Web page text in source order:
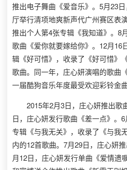
推出电子舞曲《爱音乐》。5月23
厅举行清项地爽新声代广州赛区表
推出个人第4张专辑《我知道》。8
歌曲《爱你就要嫁给你》。12月16
辑《好可惜》，收录了《好可惜》
歌曲。同一年，庄心妍演唱的歌曲
一届酷狗音乐年度最受欢迎彩铃金曲
2015年2月3日，庄心妍推出歌
日，庄心妍发行歌曲《差一点》。
专辑《与我无关》，收录了《与我
内的12首歌曲。7月29日，庄心妍
月12日，庄心妍发行单曲《爱情遗